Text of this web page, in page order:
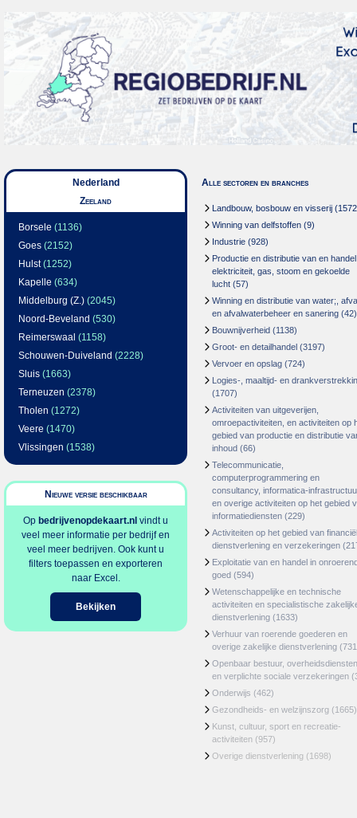
Nederland
Zeeland
Borsele (1136)
Goes (2152)
Hulst(1252)
Kapelle (634)
Middelburg (Z.) (2045)
Noord-Beveland (530)
Reimerswaal (1158)
Schouwen-Duiveland (2228)
Sluis (1663)
Terneuzen (2378)
Tholen (1272)
Veere (1470)
Vlissingen (1538)
Nieuwe versie beschikbaar
Op bedrijvenopdekaart.nl vindt u
veel meer informatie per bedrijf en
veel meer bedrijven. Ook kunt u
filters toepassen en exporteren
naar Excel.
Bekijken
Alle sectoren en branches
Landbouw, bosbouw en visserij
Winning van delfstoffen (9)
Industrie (928)
Productie en distributie van en
elektriciteit, gas, stoom en gekoelde
lucht (57)
Winning en distributie van water;,
en afvalwaterbeheer en sanering (42)
Bouwnijverheid (1138)
Groot- en detailhandel (3197)
Vervoer en opslag (724)
Logies-, maaltijd- en
(1707)
Activiteiten van uitgeverijen,
omroepactiviteiten, en activiteiten op
gebied van productie en distributie
inhoud (66)
Telecommunicatie,
computerprogrammering en
consultancy, informatica-
en overige activiteiten op het gebied
informatiediensten (229)
Activiteiten op het gebied van
dienstverlening en verzekeringen
Exploitatie van en handel in
goed (594)
Wetenschappelijke en technische
activiteiten en specialistische
dienstverlening (1633)
Verhuur van roerende goederen en
overige zakelijke dienstverlening
Openbaar bestuur, overheidsdiensten
en verplichte sociale verzekeringen
Onderwijs (462)
Gezondheids- en welzijnszorg (1665)
Kunst, cultuur, sport en recreatie-
activiteiten (957)
Overige dienstverlening (1698)